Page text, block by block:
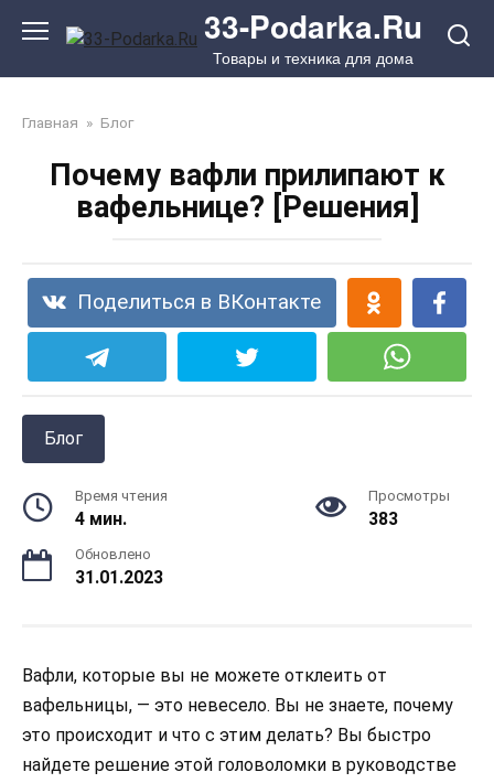
33-Podarka.Ru
Товары и техника для дома
Главная » Блог
Почему вафли прилипают к
вафельнице? [Решения]
Поделиться в ВКонтакте
Блог
Время чтения
4 мин.
Просмотры
383
Обновлено
31.01.2023
Вафли, которые вы не можете отклеить от
вафельницы, — это невесело. Вы не знаете, почему
это происходит и что с этим делать? Вы быстро
найдете решение этой головоломки в руководстве